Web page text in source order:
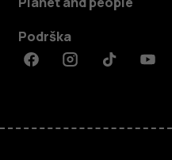
Podrška
FacebookInstagramTiktok